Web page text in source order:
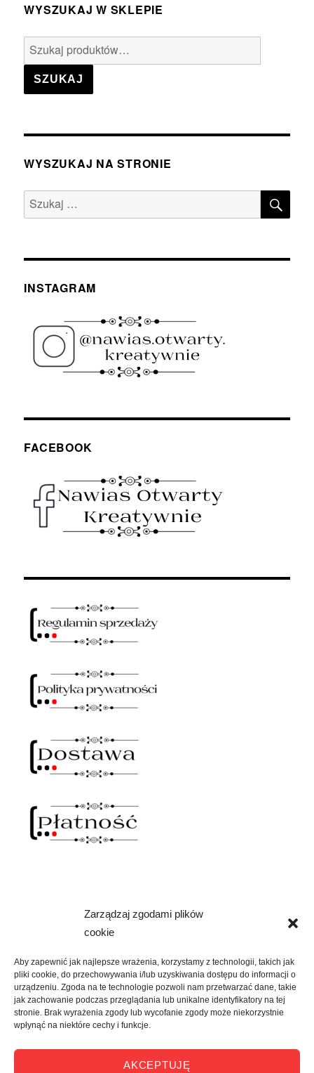
Zarządzaj zgodami plików
cookie
Aby zapewnić jak najlepsze wrażenia, korzystamy z technologii, takich jak
pliki cookie, do przechowywania i/lub uzyskiwania dostępu do informacji o
urządzeniu. Zgoda na te technologie pozwoli nam przetwarzać dane, takie
jak zachowanie podczas przeglądania lub unikalne identyfikatory na tej
stronie. Brak wyrażenia zgody lub wycofanie zgody może niekorzystnie
wpłynąć na niektóre cechy i funkcje.
AKCEPTUJĘ
WYSZUKAJ W SKLEPIE
Szukaj:
SZUKAJ
WYSZUKAJ NA STRONIE
Szukaj:
INSTAGRAM
FACEBOOK
NAWIAS OTWARTY
SKLEP
menu
potomne
KREATYWNIE
rozwiń
menu
potomne
KULTURALNIE
rozwiń